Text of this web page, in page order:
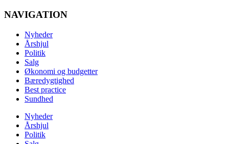
NAVIGATION
Nyheder
Årshjul
Politik
Salg
Økonomi og budgetter
Bæredygtighed
Best practice
Sundhed
Nyheder
Årshjul
Politik